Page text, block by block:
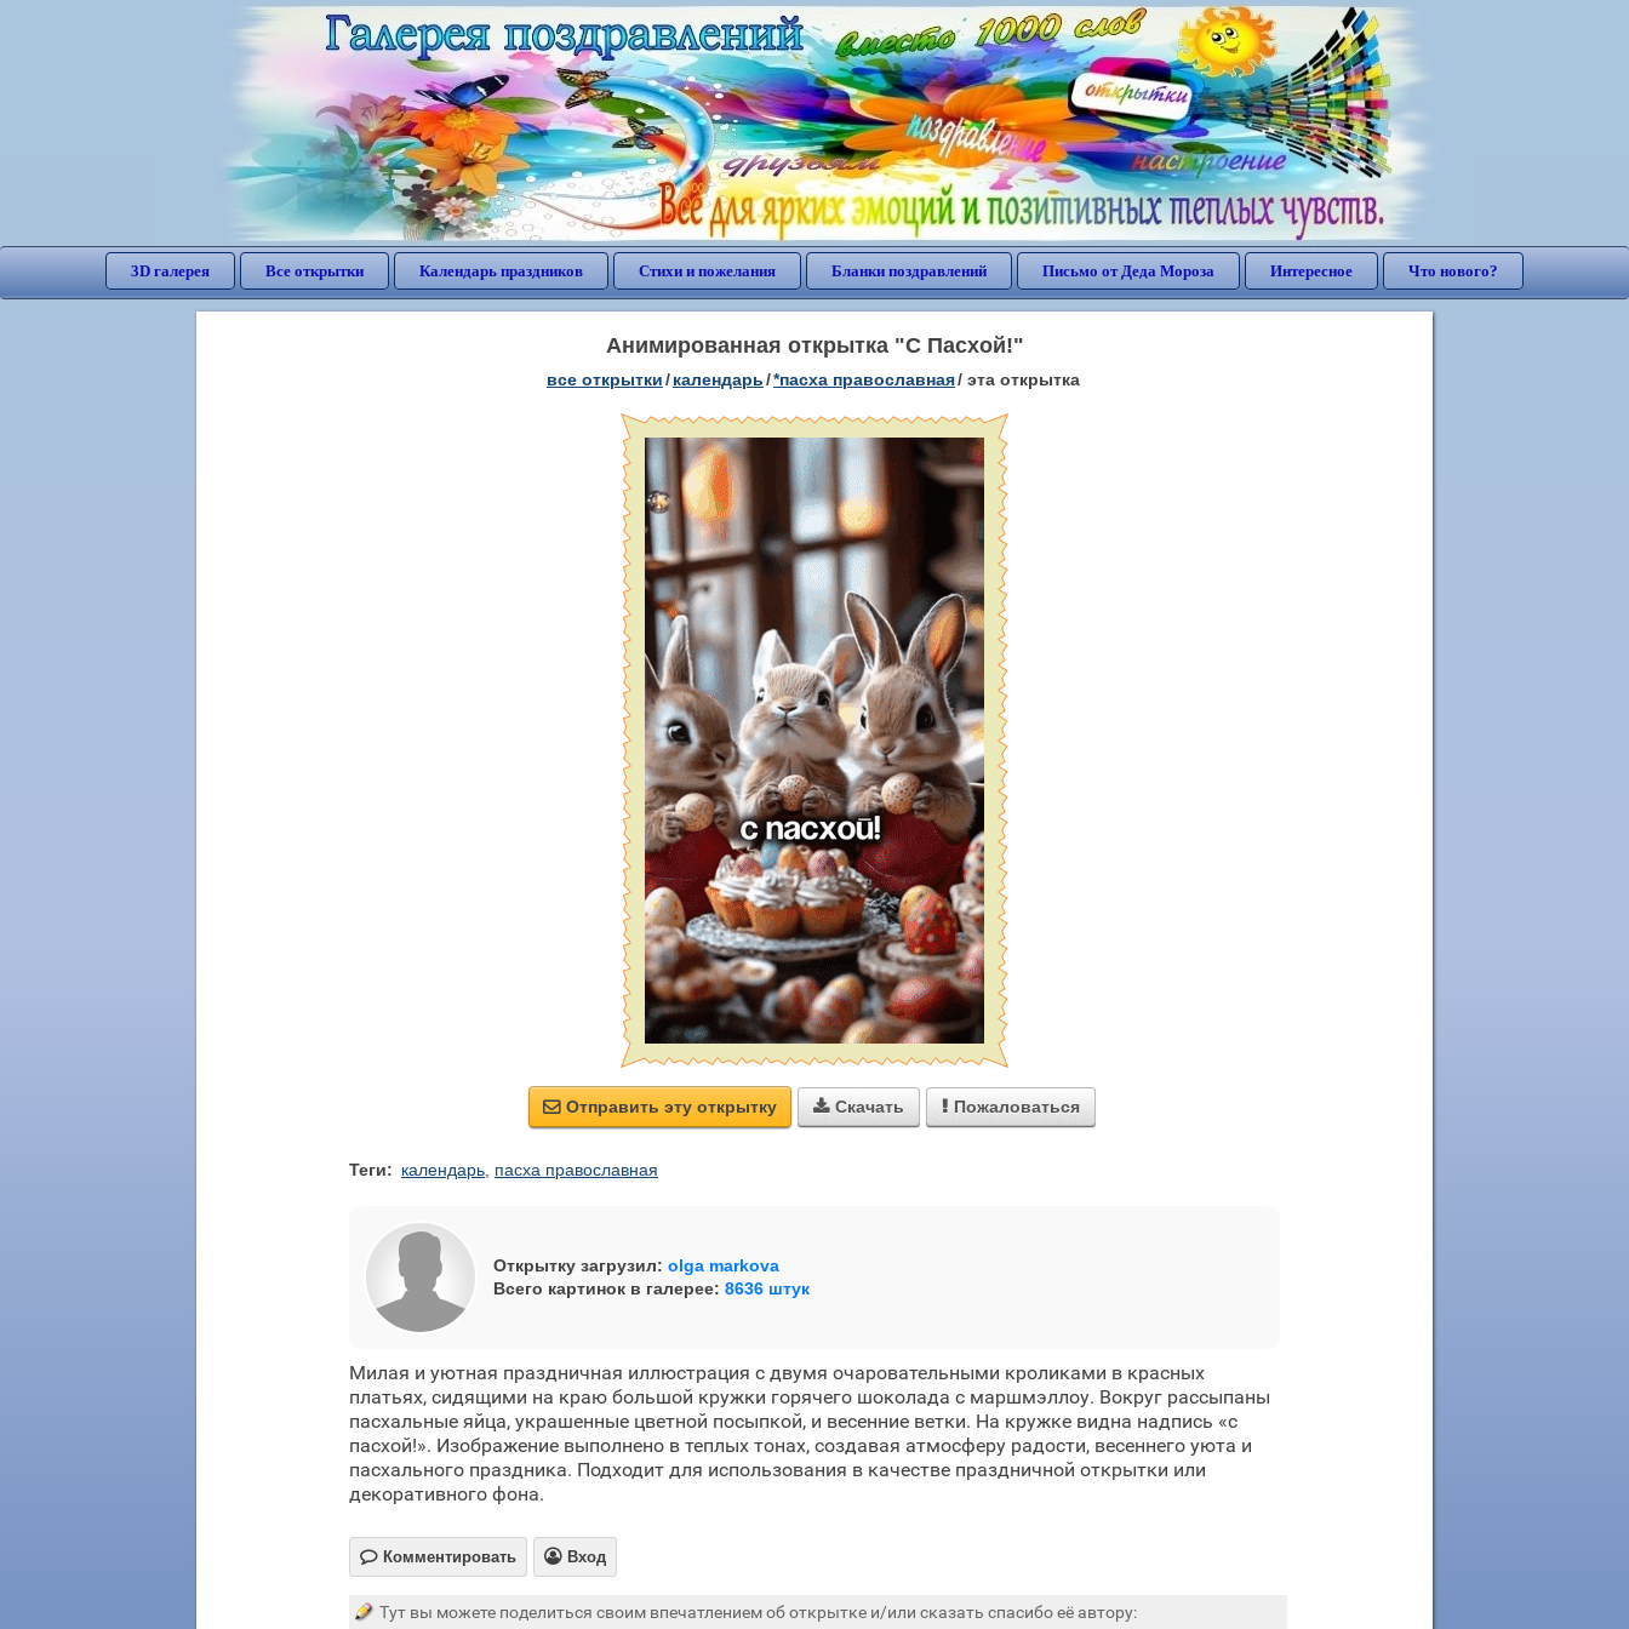
3D галерея Все открытки Календарь праздников Стихи и пожелания Бланки поздравлений Письмо от Деда Мороза Интересное Что нового?
Анимированная открытка "С Пасхой!"
все открытки/календарь/*пасха православная/ эта открытка
 Отправить эту открытку  Скачать  Пожаловаться
Теги: календарь пасха православная
Открытку загрузил: olga markova
Всего картинок в галерее: 8636 штук
Милая и уютная праздничная иллюстрация с двумя очаровательными кроликами в красных
платьях, сидящими на краю большой кружки горячего шоколада с маршмэллоу. Вокруг рассыпаны
пасхальные яйца, украшенные цветной посыпкой, и весенние ветки. На кружке видна надпись «с
пасхой!». Изображение выполнено в теплых тонах, создавая атмосферу радости, весеннего уюта и
пасхального праздника. Подходит для использования в качестве праздничной открытки или
декоративного фона.
 Комментировать  Вход
Тут вы можете поделиться своим впечатлением об открытке и/или сказать спасибо её автору: